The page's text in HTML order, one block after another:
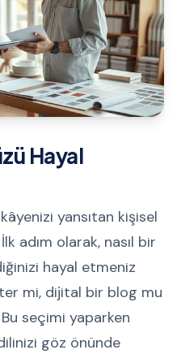
Hayal
yansıtan kişisel
adım olarak, nasıl bir
hayal etmeniz
mi, dijital bir blog mu
seçimi yaparken
göz önünde